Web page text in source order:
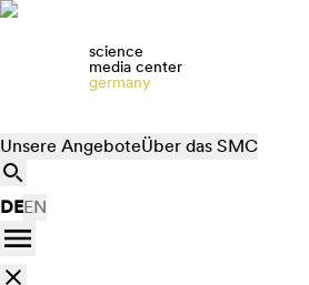
science
media center
germany
Unsere AngeboteÜber das SMC
DEEN